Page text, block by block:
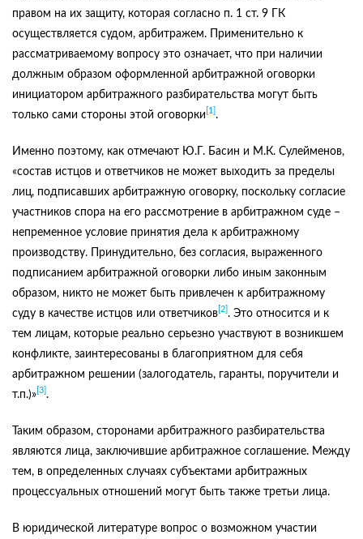
правом на их защиту, которая согласно п. 1 ст. 9 ГК
осуществляется судом, арбитражем. Применительно к
рассматриваемому вопросу это означает, что при наличии
должным образом оформленной арбитражной оговорки
инициатором арбитражного разбирательства могут быть
только сами стороны этой оговорки [1] .
Именно поэтому, как отмечают Ю.Г. Басин и М.К. Сулейменов,
«состав истцов и ответчиков не может выходить за пределы
лиц, подписавших арбитражную оговорку, поскольку согласие
участников спора на его рассмотрение в арбитражном суде –
непременное условие принятия дела к арбитражному
производству. Принудительно, без согласия, выраженного
подписанием арбитражной оговорки либо иным законным
образом, никто не может быть привлечен к арбитражному
суду в качестве истцов или ответчиков [2] . Это относится и к
тем лицам, которые реально серьезно участвуют в возникшем
конфликте, заинтересованы в благоприятном для себя
арбитражном решении (залогодатель, гаранты, поручители и
т.п.)» [3] .
Таким образом, сторонами арбитражного разбирательства
являются лица, заключившие арбитражное соглашение. Между
тем, в определенных случаях субъектами арбитражных
процессуальных отношений могут быть также третьи лица.
В юридической литературе вопрос о возможном участии